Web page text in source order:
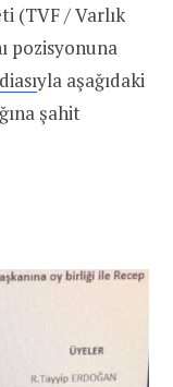
(TVF / Varlık
pozisyonuna
yla aşağıdaki
şahit